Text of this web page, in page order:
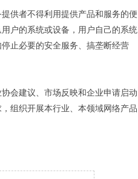
供者不得利用提供产品和服务的便
户的系统或设备，用户自己的系统
止必要的安全服务、搞垄断经营
会建议、市场反映和企业申请启动
组织开展本行业、本领域网络产品